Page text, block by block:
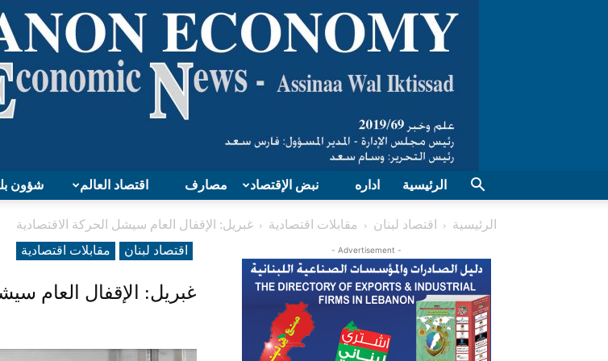
Lebanon
شؤون اقتصاد العالم مصارف نبض الإقتصاد اداره الرئيسية
الرئيسية اقتصاد لبنان مقابلات اقتصادية
غبريل: الإقفال العام سيشل الحركة الاقتصادية
اقتصاد لبنان
مقابلات اقتصادية
غبريل: الإقفال العام
- Advertisement -